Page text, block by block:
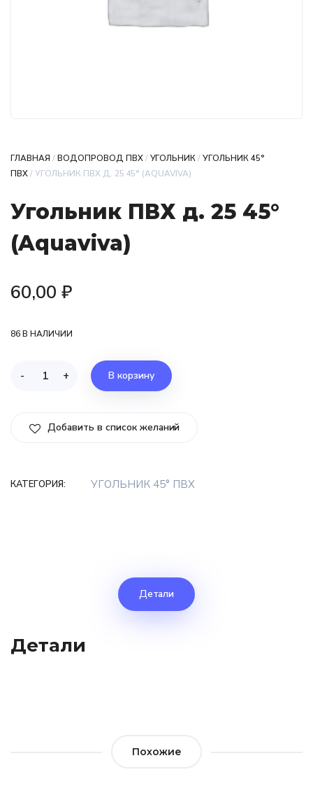
ГЛАВНАЯ /ВОДОПРОВОД ПВХ/УГОЛЬНИК/УГОЛЬНИК 45°
ПВХ/ УГОЛЬНИК ПВХ Д. 25 45° (AQUAVIVA)
Угольник ПВХ д. 25 45°
(Aquaviva)
60,00 ₽
86 В НАЛИЧИИ
+
- В корзину
Добавить в список желаний
КАТЕГОРИЯ: УГОЛЬНИК 45° ПВХ
Детали
Детали
Похожие